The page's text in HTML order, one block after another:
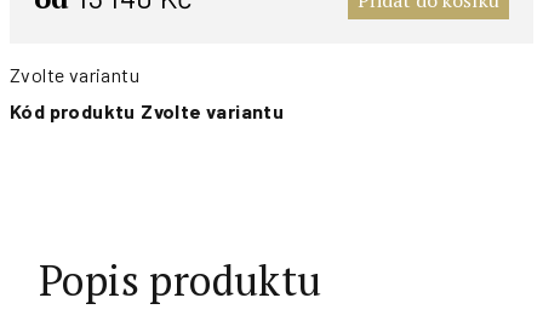
Zvolte variantu
Kód produktu Zvolte variantu
Popis produktu